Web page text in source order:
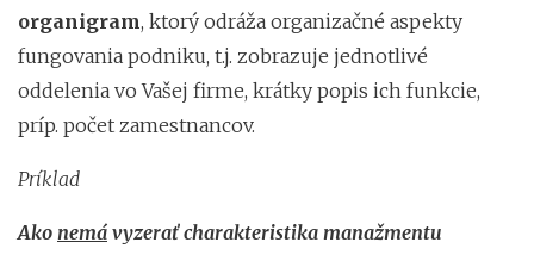
organigram, ktorý odráža organizačné aspekty
fungovania podniku, t.j. zobrazuje jednotlivé
oddelenia vo Vašej firme, krátky popis ich funkcie,
príp. počet zamestnancov.
Príklad
Ako nemá vyzerať charakteristika manažmentu